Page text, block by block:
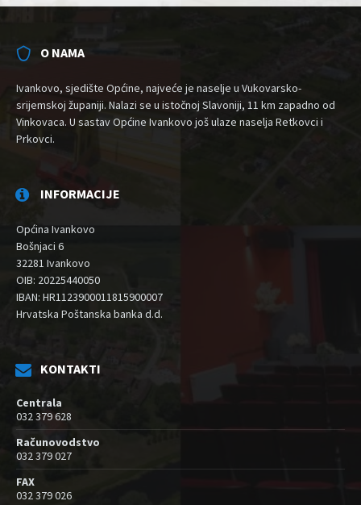
O NAMA
Ivankovo, sjedište Općine, najveće je naselje u Vukovarsko-
srijemskoj županiji. Nalazi se u istočnoj Slavoniji, 11 km zapadno od
Vinkovaca. U sastav Općine Ivankovo još ulaze naselja Retkovci i
Prkovci.
INFORMACIJE
Općina Ivankovo
Bošnjaci 6
32281 Ivankovo
OIB: 20225440050
IBAN: HR1123900011815900007
Hrvatska Poštanska banka d.d.
KONTAKTI
Centrala
032 379 628
Računovodstvo
032 379 027
FAX
032 379 026